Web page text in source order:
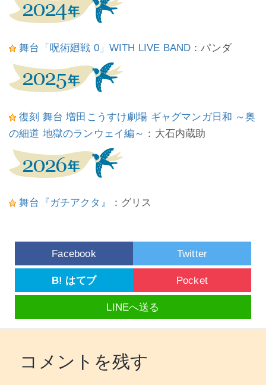
舞台「呪術廻戦 0」WITH LIVE BAND ：パンダ
復刻 舞台 増田こうすけ劇場 ギャグマンガ日和 ～奥
の細道 地獄のランウェイ編～ ：大石内蔵助
舞台『ガチアクタ』 ：グリス
Facebook Twitter
B! はてブ Pocket
LINEへ送る
コメントを残す